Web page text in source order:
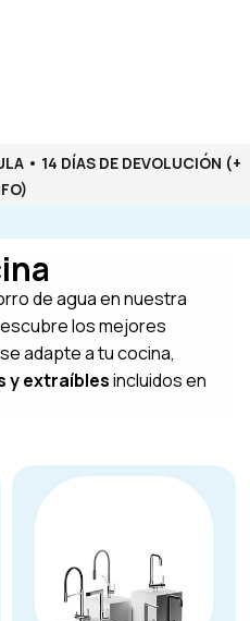
• 14 DÍAS DE DEVOLUCIÓN (+
de agua en nuestra
los mejores
adapte a tu cocina,
y extraíblesincluidos en